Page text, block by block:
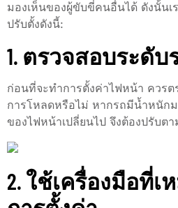
มองเห็นของผู้ขับขี่คนอื่นได้ ดังนั้นเ
ปรับตั้งดังนี้:
1. ตรวจสอบระดั
ก่อนที่จะทำการตั้งค่าไฟหน้า ควรต
การโหลดหรือไม่ หากรถมีน้ำหนัก
ของไฟหน้าเปลี่ยนไป จึงต้องปรับต
2. ใช้เครื่องมือที่เ